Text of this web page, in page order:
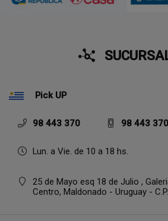
Pick UP
98 443 370 98 443 370
Lun. a Vie. de 10 a 18 hs.
25 de Mayo esq 18 de Julio ,
Centro, Maldonado - Uruguay -